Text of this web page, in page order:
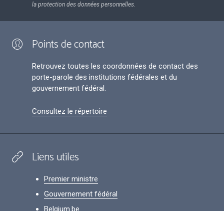
la protection des données personnelles.
Points de contact
Retrouvez toutes les coordonnées de contact des
porte-parole des institutions fédérales et du
gouvernement fédéral.
Consultez le répertoire
Liens utiles
Premier ministre
Gouvernement fédéral
Belgium.be